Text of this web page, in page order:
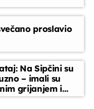
proslavio
Na Sipčini su
– imali su
grijanjem i